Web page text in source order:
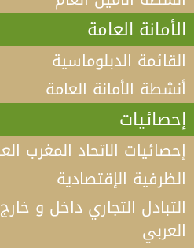
الأمانة العامة
القائمة الدبلوماسية
أنشطة الأمانة العامة
إحصائيات
إحصائيات الاتحاد المغرب
الظرفية الإقتصادية
التبادل التجاري داخل و
العربي